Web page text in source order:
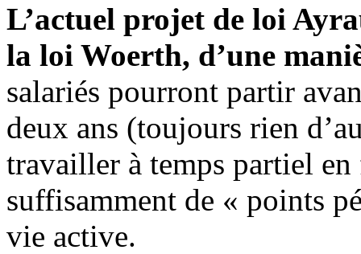
L’actuel projet de loi
la loi Woerth, d’une
salariés pourront partir
deux ans (toujours rien
travailler à temps partiel
suffisamment de « points
vie active.